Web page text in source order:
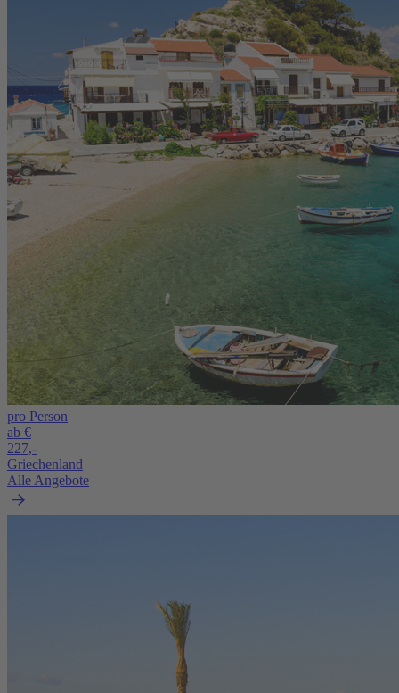
pro Person
ab €
227,-
Griechenland
Alle Angebote